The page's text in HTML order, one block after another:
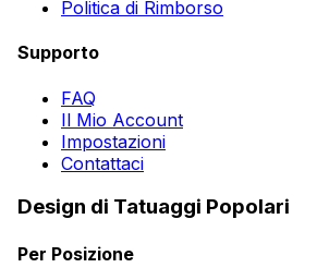
Politica di Rimborso
Supporto
FAQ
Il Mio Account
Impostazioni
Contattaci
Design di Tatuaggi Popolari
Per Posizione